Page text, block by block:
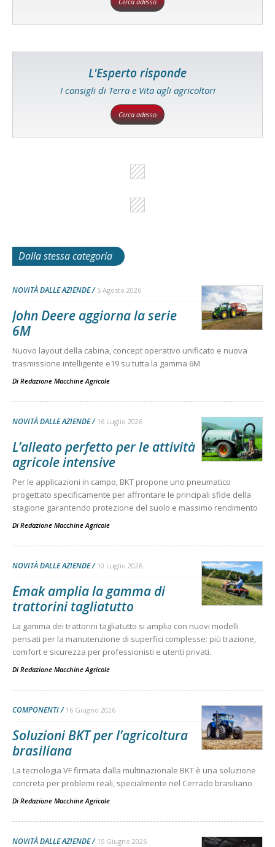
L'Esperto risponde
I consigli di Terra e Vita agli agricoltori
Cerca adesso
Dalla stessa categoria
NOVITÀ DALLE AZIENDE 5 Agosto 2026
John Deere aggiorna la serie
6M
Nuovo layout della cabina, concept operativo unificato e nuova
trasmissione intelligente e19 su tutta la gamma 6M
Di Redazione Macchine Agricole
NOVITÀ DALLE AZIENDE 16 Luglio 2026
L’alleato perfetto per le attività
agricole intensive
Per le applicazioni in campo, BKT propone uno pneumatico
progettato specificamente per affrontare le principali sfide della
stagione garantendo protezione del suolo e massimo rendimento
Di Redazione Macchine Agricole
NOVITÀ DALLE AZIENDE 10 Luglio 2026
Emak amplia la gamma di
trattorini tagliatutto
La gamma dei trattorini tagliatutto si amplia con nuovi modelli
pensati per la manutenzione di superfici complesse: più trazione,
comfort e sicurezza per professionisti e utenti privati.
Di Redazione Macchine Agricole
COMPONENTI 16 Giugno 2026
Soluzioni BKT per l’agricoltura
brasiliana
La tecnologia VF firmata dalla multinazionale BKT è una soluzione
concreta per problemi reali, specialmente nel Cerrado brasiliano
Di Redazione Macchine Agricole
NOVITÀ DALLE AZIENDE 15 Giugno 2026